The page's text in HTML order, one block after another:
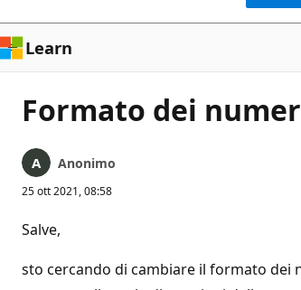
Learn
Formato dei
Anonimo
25 ott 2021, 08:58
Salve,
sto cercando di cambiare il formato dei